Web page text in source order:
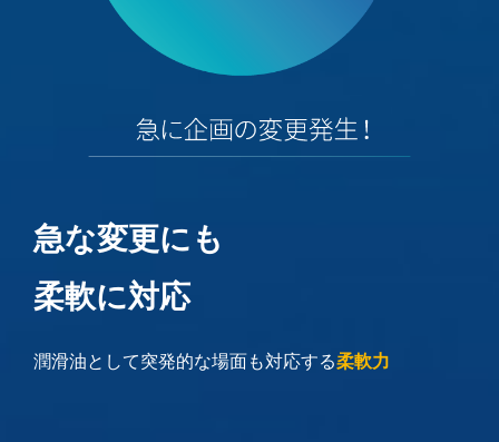
急な変更にも
柔軟に対応
潤滑油として突発的な場面も対応する柔軟力